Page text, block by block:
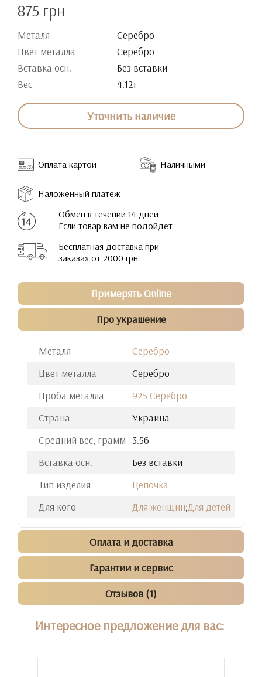
875 грн
Металл
Серебро
Цвет металла
Серебро
Вставка осн.
Без вставки
Вес
4.12г
Уточнить наличие
Оплата картой Наличными
Наложенный платеж
Обмен в течении 14 дней
Если товар вам не подойдет
Бесплатная доставка при
заказах от 2000 грн
Примерять Online
Про украшение
Металл
Серебро
Цвет металла
Серебро
Проба металла
925 Серебро
Страна
Украина
Средний вес, грамм 3.56
Вставка осн.
Без вставки
Тип изделия
Цепочка
Для кого
Для женщин;Для детей
Оплата и доставка
Гарантии и сервис
Отзывов (1)
Интересное предложение для вас: